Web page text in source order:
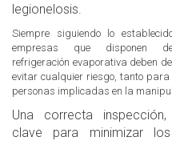
legionelosis.
Siempre siguiendo lo
empresas que disponen
refrigeración evaporativa deben
evitar cualquier riesgo, tanto
personas implicadas en la
Una correcta
clave para minimizar